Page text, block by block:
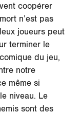
coopérer
n’est pas
joueurs peut
terminer le
du jeu,
notre
même si
niveau. Le
sont des